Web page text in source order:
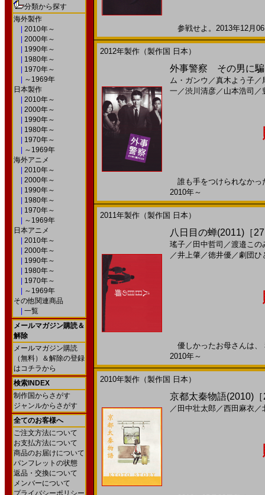
分類から探す
海外製作
2010年～
2000年～
1990年～
1980年～
1970年～
～1969年
日本製作
2010年～
2000年～
1990年～
1980年～
1970年～
～1969年
海外アニメ
2010年～
2000年～
1990年～
1980年～
1970年～
～1969年
日本アニメ
2010年～
2000年～
1990年～
1980年～
1970年～
～1969年
その他関連商品
一覧
メールマガジン購読＆
解除
メールマガジン購読
（無料）＆解除の登録
はコチラから
検索INDEX
制作国からさがす
ジャンルからさがす
全てのお客様へ
ご注文方法について
お支払方法について
商品のお届けについて
パンフレットの状態
返品・交換について
メンバーについて
プライバシーポリシー
参戦せよ。2013年12月
2012年製作（製作国 日本）
外事警察 その男に騙
ム・ガンウ ／真木よう子／
一 ／渋川清彦／ 山本浩司 ／
誰も手をつけられなか
2010年～
2011年製作（製作国 日本）
八日目の蝉(2011)［
瑤子／ 田中哲司 ／渡邉この
／井上肇／徳井優／ 劇団ひ
優しかったお母さんは
2010年～
2010年製作（製作国 日本）
京都太秦物語(2010)
／ 田中壮太郎 ／西田麻衣 ／